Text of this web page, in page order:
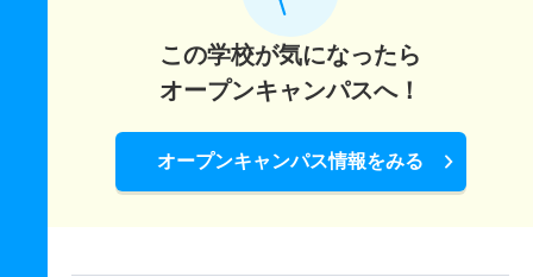
この学校が気になったら
オープンキャンパスへ！
オープンキャンパス情報をみる